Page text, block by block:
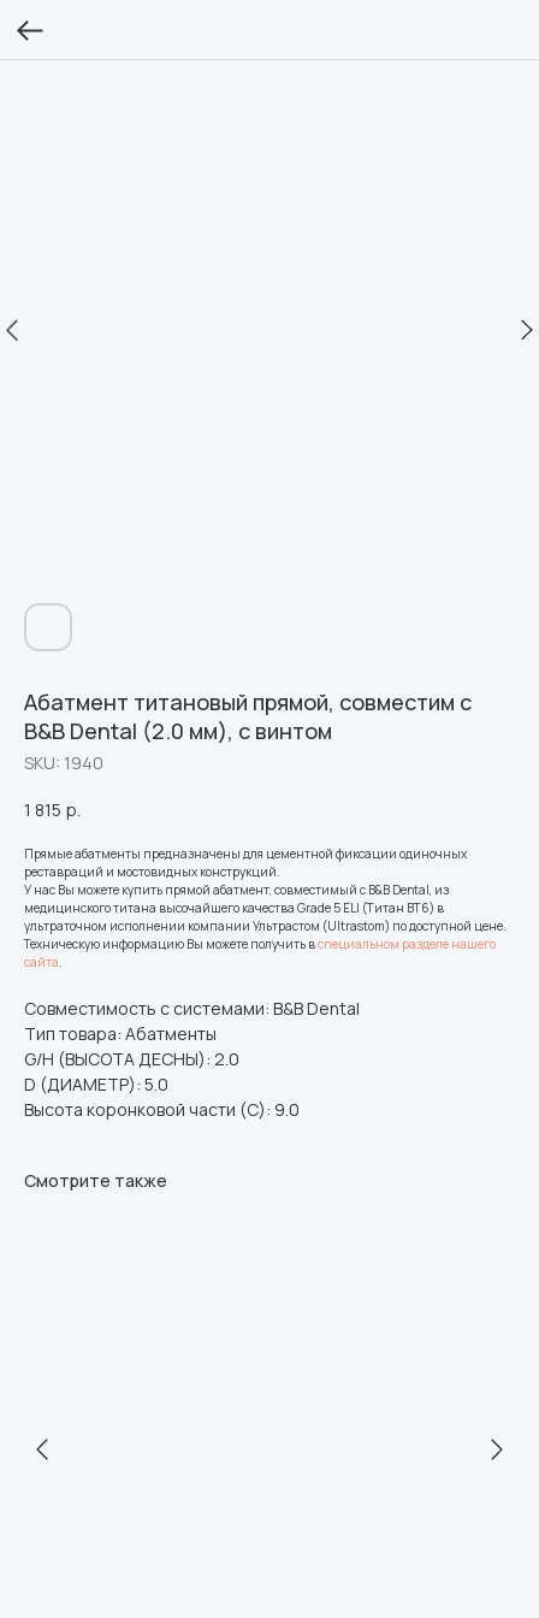
Абатмент титановый прямой, совместим с
B&B Dental (2.0 мм), с винтом
SKU: 1940
1 815 р.
Прямые абатменты предназначены для цементной фиксации одиночных
реставраций и мостовидных конструкций.
У нас Вы можете купить прямой абатмент, совместимый с B&B Dental, из
медицинского титана высочайшего качества Grade 5 ELI (Титан ВТ6) в
ультраточном исполнении компании Ультрастом (Ultrastom) по доступной цене.
Техническую информацию Вы можете получить вспециальном разделе нашего
сайта.
Совместимость с системами: B&B Dental
Тип товара: Абатменты
G/H (ВЫСОТА ДЕСНЫ): 2.0
D (ДИАМЕТР): 5.0
Высота коронковой части (C): 9.0
Смотрите также